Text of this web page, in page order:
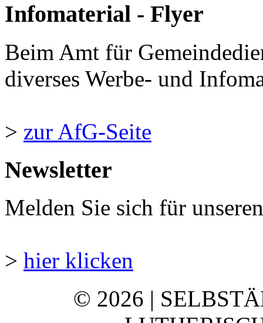
Infomaterial - Flyer
Beim Amt für
diverses Werbe- und
> zur AfG-Seite
Newsletter
Melden Sie sich für
> hier klicken
© 2026 |